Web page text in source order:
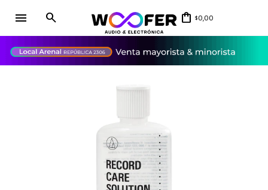
menu $0,00
close